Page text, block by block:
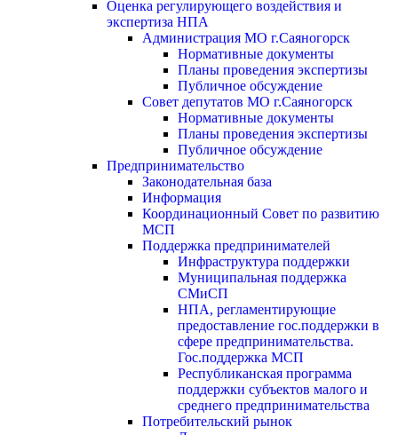
Оценка регулирующего воздействия и
экспертиза НПА
Администрация МО г.Саяногорск
Нормативные документы
Планы проведения экспертизы
Публичное обсуждение
Совет депутатов МО г.Саяногорск
Нормативные документы
Планы проведения экспертизы
Публичное обсуждение
Предпринимательство
Законодательная база
Информация
Координационный Совет по развитию
МСП
Поддержка предпринимателей
Инфраструктура поддержки
Муниципальная поддержка
СМиСП
НПА, регламентирующие
предоставление гос.поддержки в
сфере предпринимательства.
Гос.поддержка МСП
Республиканская программа
поддержки субъектов малого и
среднего предпринимательства
Потребительский рынок